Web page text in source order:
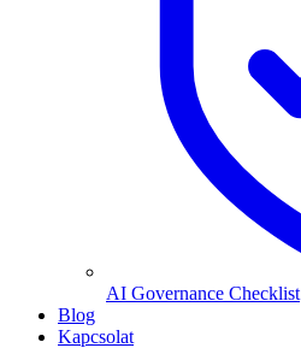
AI Governance Checklist
Blog
Kapcsolat